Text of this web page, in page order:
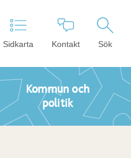
Sidkarta Kontakt Sök
Kommun och
politik